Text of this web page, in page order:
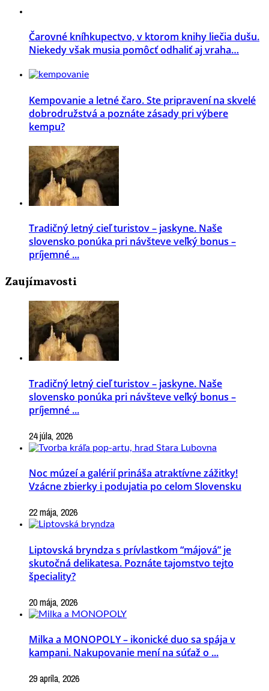
Čarovné kníhkupectvo, v ktorom knihy liečia dušu.
Niekedy však musia pomôcť odhaliť aj vraha…
Kempovanie a letné čaro. Ste pripravení na skvelé
dobrodružstvá a poznáte zásady pri výbere
kempu?
Tradičný letný cieľ turistov – jaskyne. Naše
slovensko ponúka pri návšteve veľký bonus –
príjemné ...
Zaujímavosti
Tradičný letný cieľ turistov – jaskyne. Naše
slovensko ponúka pri návšteve veľký bonus –
príjemné ...
24 júla, 2026
Noc múzeí a galérií prináša atraktívne zážitky!
Vzácne zbierky i podujatia po celom Slovensku
22 mája, 2026
Liptovská bryndza s prívlastkom “májová” je
skutočná delikatesa. Poznáte tajomstvo tejto
špeciality?
20 mája, 2026
Milka a MONOPOLY – ikonické duo sa spája v
kampani. Nakupovanie mení na súťaž o ...
29 apríla, 2026